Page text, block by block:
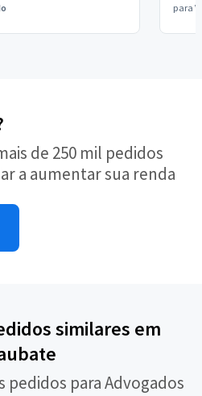
para
de 250 mil pedidos
a aumentar sua renda
similares em
pedidos para Advogados